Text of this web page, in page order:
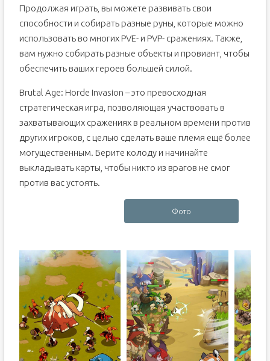
Продолжая играть, вы можете развивать свои
способности и собирать разные руны, которые можно
использовать во многих PVE- и PVP- сражениях. Также,
вам нужно собирать разные объекты и провиант, чтобы
обеспечить ваших героев большей силой.
Brutal Age: Horde Invasion – это превосходная
стратегическая игра, позволяющая участвовать в
захватывающих сражениях в реальном времени против
других игроков, с целью сделать ваше племя ещё более
могущественным. Берите колоду и начинайте
выкладывать карты, чтобы никто из врагов не смог
против вас устоять.
Фото